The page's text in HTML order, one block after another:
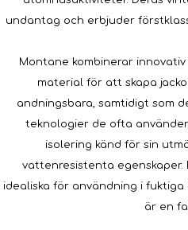
undantag och erbjuder
Montane kombinerar
material för att skapa
andningsbara, samtidigt som
teknologier de ofta
isolering känd för sin
vattenresistenta
idealiska för användning i
är en